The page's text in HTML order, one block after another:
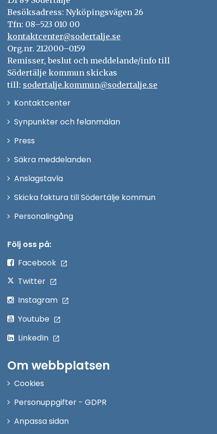
Besöksadress: Nyköpingsvägen 26
Tfn: 08–523 010 00
kontaktcenter@sodertalje.se
Org.nr. 212000–0159
Remisser, beslut och meddelande/info till
Södertälje kommun skickas
till: sodertalje.kommun@sodertalje.se
KontaktcenterÖppna
Synpunkter och felanmälan
Press
fönster
Säkra meddelanden
Anslagstavla
Skicka faktura till Södertälje kommun
PersonalingångÖppna
Följ oss på:
Facebook
Twitter
Instagram
Youtube
LinkedIn
Om webbplatsen
Cookies
Personuppgifter - GDPR
Anpassa sidan